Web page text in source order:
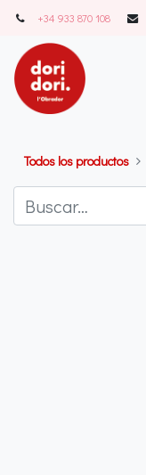
+34 933 870 108
Todos los productos